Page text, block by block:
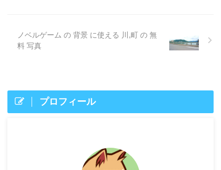
ノベルゲーム の 背景 に使える 川,町 の 無
料 写真
プロフィール